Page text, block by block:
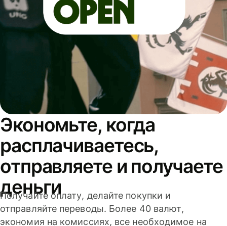
Экономьте, когда
расплачиваетесь,
отправляете и получаете
деньги
Получайте оплату, делайте покупки и
отправляйте переводы. Более 40 валют,
экономия на комиссиях, все необходимое на